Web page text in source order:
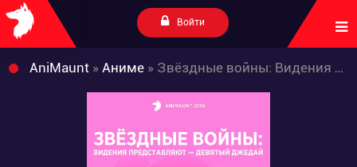
Войти
AniMaunt » Аниме » Звёздные войны: Видения представляют — Девятый джедай